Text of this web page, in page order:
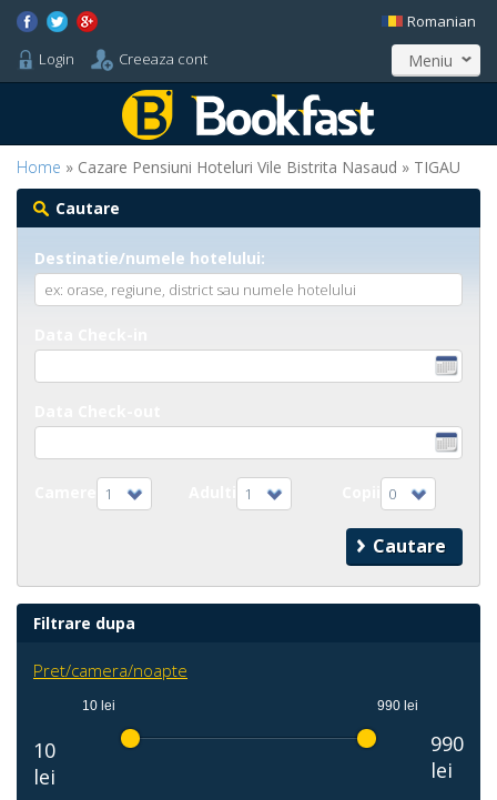
Login Creeaza cont
Romanian
Meniu
Home » Cazare Pensiuni Hoteluri Vile Bistrita Nasaud » TIGAU
Cautare
Destinatie/numele hotelului:
1 1 0
Filtrare dupa
Pret/camera/noapte
10
lei
10 lei 990 lei
990
lei